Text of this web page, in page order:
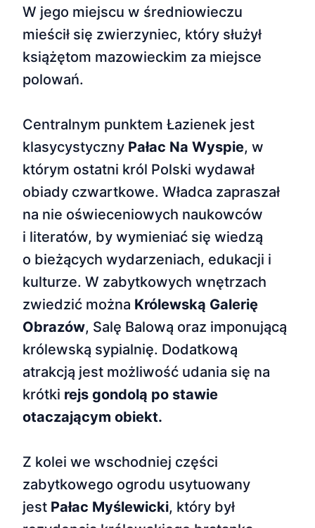
W jego miejscu w średniowieczu
mieścił się zwierzyniec, który służył
książętom mazowieckim za miejsce
polowań.
Centralnym punktem Łazienek jest
klasycystyczny Pałac Na Wyspie, w
którym ostatni król Polski wydawał
obiady czwartkowe. Władca zapraszał
na nie oświeceniowych naukowców
i literatów, by wymieniać się wiedzą
o bieżących wydarzeniach, edukacji i
kulturze. W zabytkowych wnętrzach
zwiedzić można Królewską Galerię
Obrazów, Salę Balową oraz imponującą
królewską sypialnię. Dodatkową
atrakcją jest możliwość udania się na
krótki rejs gondolą po stawie
otaczającym obiekt.
Z kolei we wschodniej części
zabytkowego ogrodu usytuowany
jest Pałac Myślewicki, który był